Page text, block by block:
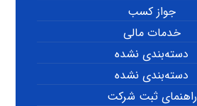
جواز کسب
خدمات مالی
دسته‌بندی نشده
دسته‌بندی نشده
راهنمای ثبت شرکت